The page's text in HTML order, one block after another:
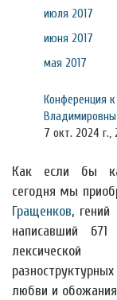
июля 2017
июня 2017
мая 2017
Конференция
Владимировны
7 окт. 2024 г.,
Как если бы
сегодня мы
Гращенков, гений
написавший
любви и